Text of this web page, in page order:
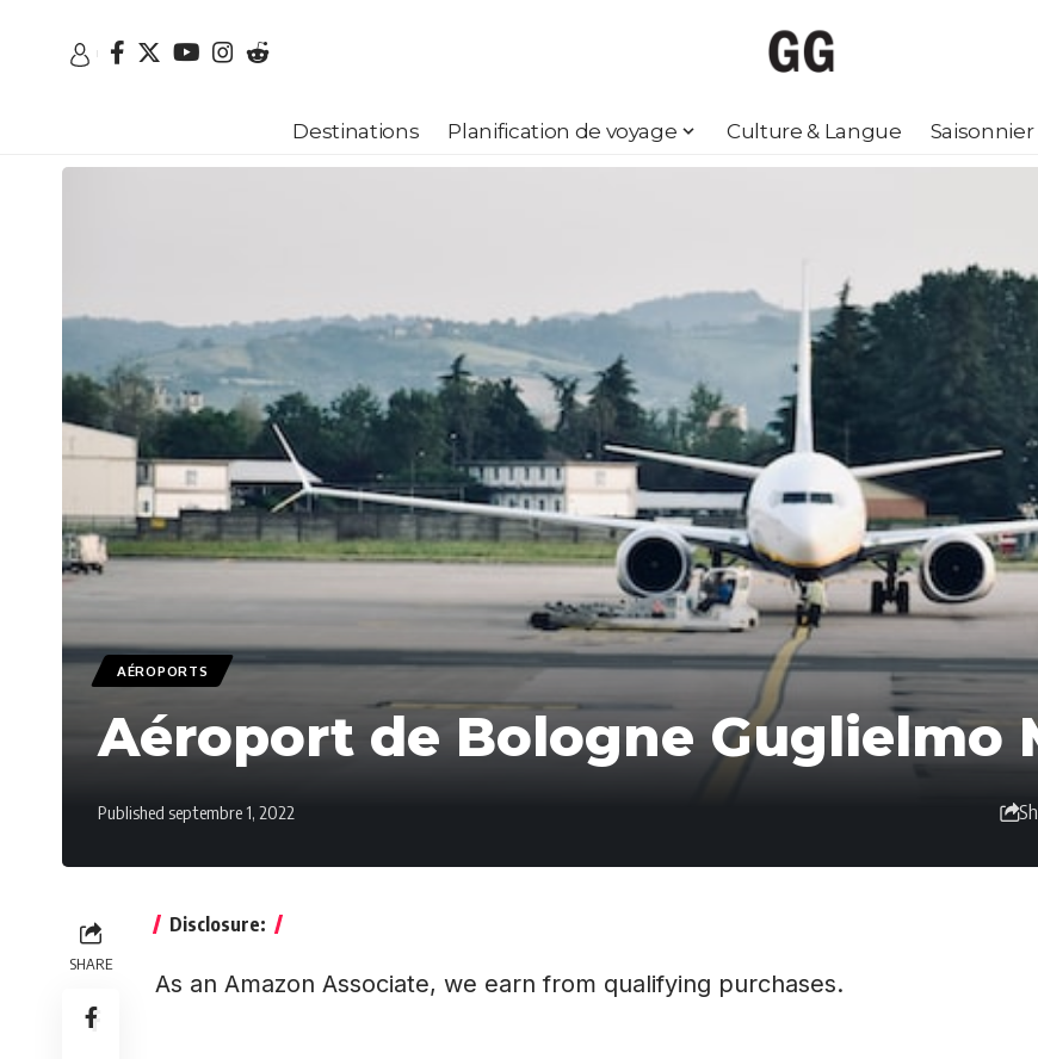
Destinations Planification de voyage Culture & Langue Saisonnier
AÉROPORTS
Aéroport de Bologne Guglielmo
Published septembre 1, 2022
SHARE
Disclosure:
As an Amazon Associate, we earn from qualifying purchases.